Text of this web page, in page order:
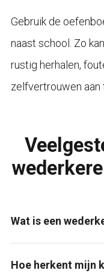
Gebruik de
naast school. Zo
rustig herhalen,
zelfvertrouwen aan
Wat is een
Hoe herkent mijn